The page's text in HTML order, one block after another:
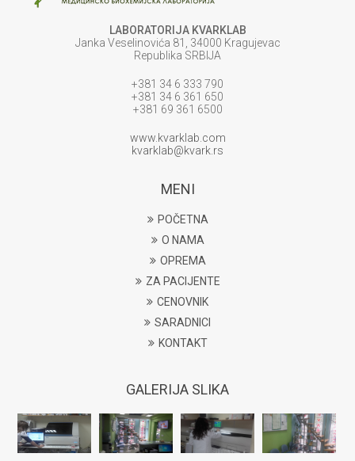
LABORATORIJA KVARKLAB
Janka Veselinovića 81, 34000 Kragujevac
Republika SRBIJA
+381 34 6 333 790
+381 34 6 361 650
+381 69 361 6500
www.kvarklab.com
kvarklab@kvark.rs
MENI
POČETNA
O NAMA
OPREMA
ZA PACIJENTE
CENOVNIK
SARADNICI
KONTAKT
GALERIJA SLIKA